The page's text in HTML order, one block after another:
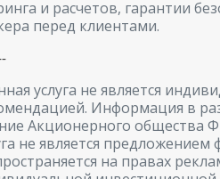
и расчетов, гарантии
перед клиентами.
услуга не является
Информация в
Акционерного общества
не является предложением
на правах